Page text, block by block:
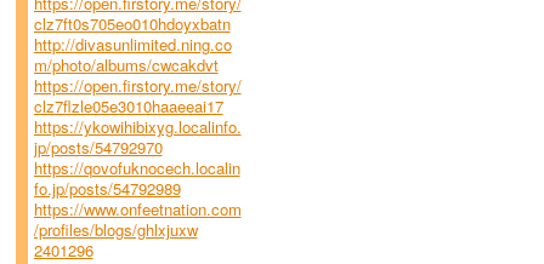
clz7ft0s705eo010hdoyxbatn
http://divasunlimited.ning.co
m/photo/albums/cwcakdvt
https://open.firstory.me/story/
clz7flzle05e3010haaeeai17
https://ykowihibixyg.localinfo.
jp/posts/54792970
https://qovofuknocech.localin
fo.jp/posts/54792989
https://www.onfeetnation.com
/profiles/blogs/ghlxjuxw
2401296